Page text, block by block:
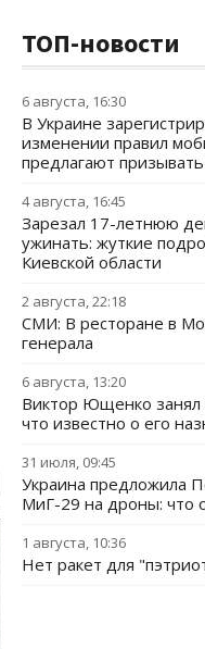
ТОП-новости
6 августа, 16:30
В Украине
изменении правил
предлагают
4 августа, 16:45
Зарезал 17-летнюю
ужинать: жуткие
Киевской области
2 августа, 22:18
СМИ: В ресторане в
генерала
6 августа, 13:20
Виктор Ющенко занял
что известно о его
31 июля, 09:45
Украина предложила
МиГ-29 на дроны: что
1 августа, 10:36
Нет ракет для